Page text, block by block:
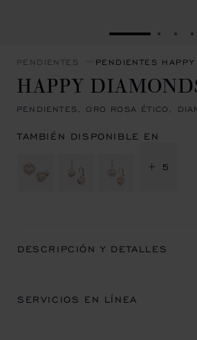
IR A LAIR AIR
PENDIENTES PENDIENTES
HAPPY
PENDIENTES, ORO ROSA ÉTICO,
TAMBIÉN DISPONIBLE EN
+ 5
DESCRIPCIÓN Y DETALLES
SERVICIOS EN LÍNEA